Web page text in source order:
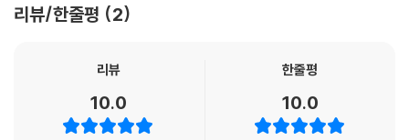
습하는 태도를 만든다.
‘부모님께’ 파트에는 아이가 더 높은 수준을 질문할 때 답하는 방법, 반복적
는 부모의 올바른 자세에 적절한 도움을 제공한다. 《열한 살이 되기 전에
알아야 해 진짜 내 몸》을 통해 부모와 아이가 자연스럽게 상호작용할 수 있
리뷰/한줄평 2
리뷰
10.0
한줄평
10.0